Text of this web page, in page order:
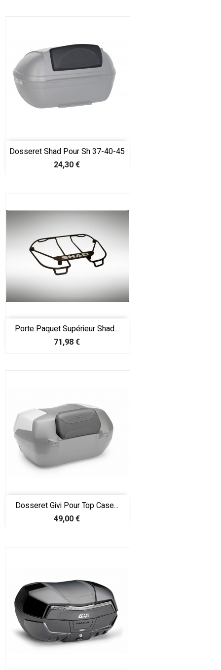
Dosseret Shad Pour Sh 37-40-45
Prix
24,30 €
Porte Paquet Supérieur Shad...
Prix
71,98 €
Dosseret Givi Pour Top Case...
Prix
49,00 €